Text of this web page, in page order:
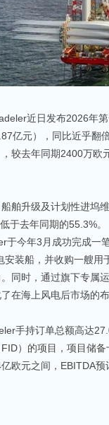
近日发布2026年
亿元），同比近乎翻
，较去年同期2400万
舶升级及计划性进坞
于去年同期的55.3%。
于今年3月成功完成一
安装船，并收购一艘
同时，通过旗下专属
在海上风电后市场的
手持订单总额高达
）的项目，项目储
欧元之间，EBITDA预